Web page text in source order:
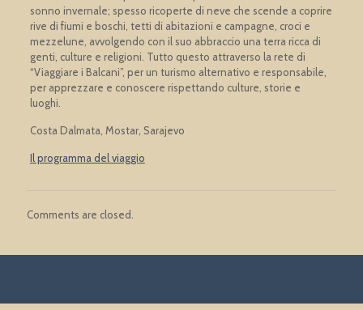
sonno invernale; spesso ricoperte di neve che scende a coprire
rive di fiumi e boschi, tetti di abitazioni e campagne, croci e
mezzelune, avvolgendo con il suo abbraccio una terra ricca di
genti, culture e religioni. Tutto questo attraverso la rete di
“Viaggiare i Balcani”, per un turismo alternativo e responsabile,
per apprezzare e conoscere rispettando culture, storie e
luoghi.
Costa Dalmata, Mostar, Sarajevo
Il programma del viaggio
Comments are closed.